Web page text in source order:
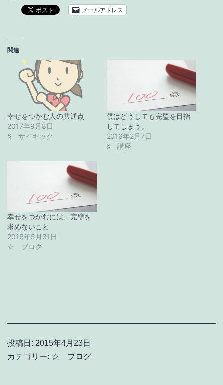
メールアドレス
関連
幸せをつかむ人の共通点
2017年9月8日
§ サイキック
僕はどうしても完璧を目指
してしまう。
2016年2月7日
§ 講座
幸せをつかむには、完璧を
求めないこと
2016年5月31日
☆ ブログ
投稿日: 2015年4月23日
カテゴリー: ☆ ブログ